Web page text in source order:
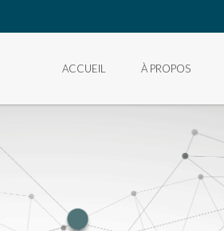
ACCUEIL À PROPOS